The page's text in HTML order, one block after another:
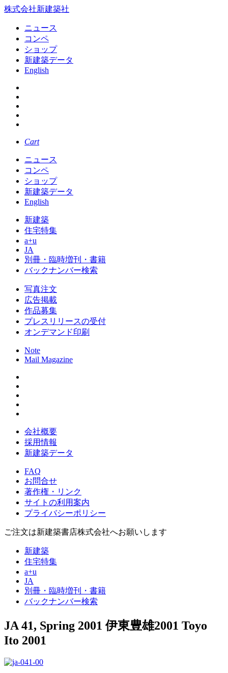
株式会社新建築社
ニュース
コンペ
ショップ
新建築データ
English
Cart
ニュース
コンペ
ショップ
新建築データ
English
新建築
住宅特集
a+u
JA
別冊・臨時増刊・書籍
バックナンバー検索
写真注文
広告掲載
作品募集
プレスリリースの受付
オンデマンド印刷
Note
Mail Magazine
会社概要
採用情報
新建築データ
FAQ
お問合せ
著作権・リンク
サイトの利用案内
プライバシーポリシー
ご注文は新建築書店株式会社へお願いします
新建築
住宅特集
a+u
JA
別冊・臨時増刊・書籍
バックナンバー検索
JA 41, Spring 2001伊東豊雄2001 Toyo
Ito 2001